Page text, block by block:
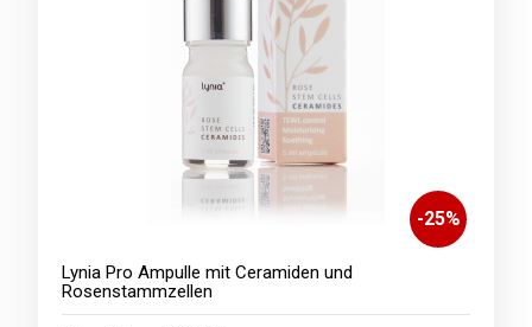
-25%
Lynia Pro Ampulle mit Ceramiden und
Rosenstammzellen